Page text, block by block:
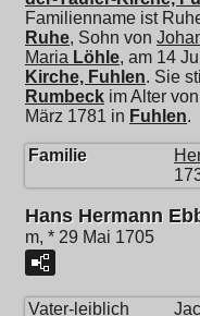
Familienname ist
Ruhe, Sohn von
Maria Löhle, am 14
Kirche, Fuhlen. Sie
Rumbeck im Alter
März 1781 in Fuhlen.
Familie
Hans Hermann
m, * 29 Mai 1705
Vater-leiblich